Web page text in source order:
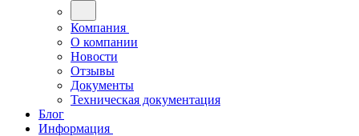
Компания
О компании
Новости
Отзывы
Документы
Техническая документация
Блог
Информация